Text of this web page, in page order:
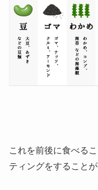
これを前後に食べる
ティングをすること